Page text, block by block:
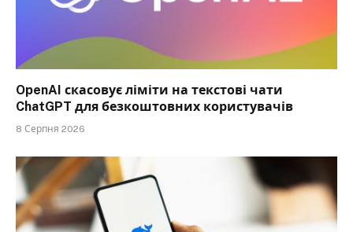
OpenAI скасовує ліміти на текстові чати
ChatGPT для безкоштовних користувачів
8 Серпня 2026